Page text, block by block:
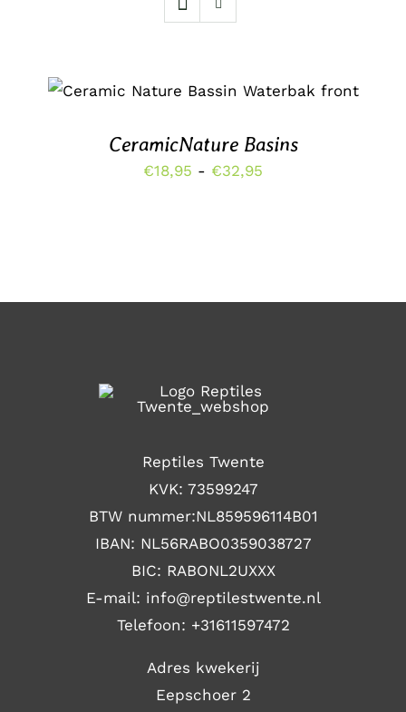
OPTIES SELECTEREN DIT
PRODUCT
MEERDERE
VARIATIES.
DEZE
PRODUCTPAGINA
/
CeramicNature Basins
€18,95 - €32,95
Reptiles Twente
KVK: 73599247
BTW nummer:NL859596114B01
IBAN: NL56RABO0359038727
BIC: RABONL2UXXX
E-mail: info@reptilestwente.nl
Telefoon: +31611597472
Adres kwekerij
Eepschoer 2